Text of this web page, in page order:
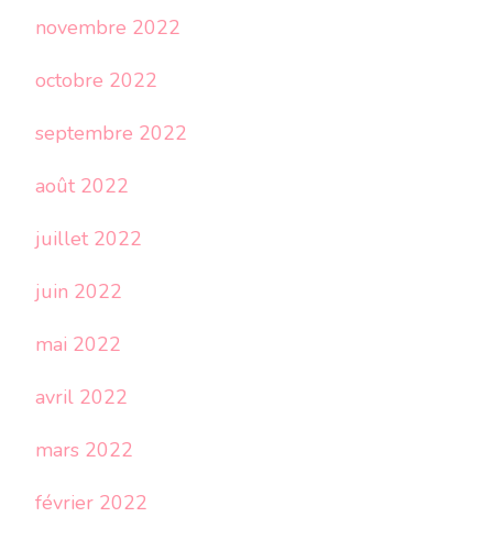
novembre 2022
octobre 2022
septembre 2022
août 2022
juillet 2022
juin 2022
mai 2022
avril 2022
mars 2022
février 2022